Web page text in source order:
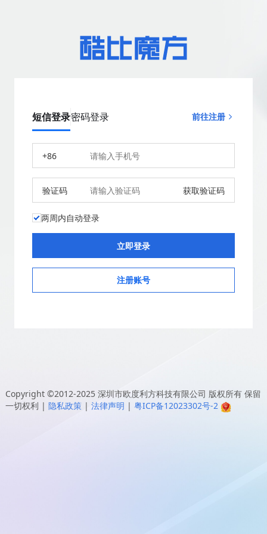
短信登录密码登录 前往注册
+86
验证码 获取验证码
两周内自动登录
注册账号
Copyright ©2012-2025 深圳市欧度利方科技有限公司 版权所有 保留
一切权利 | 隐私政策 | 法律声明 | 粤ICP备12023302号-2